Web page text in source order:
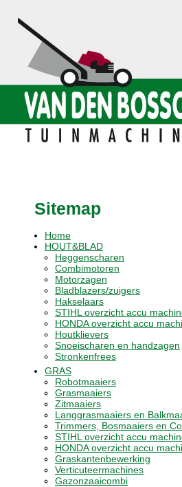
Sitemap
Home
HOUT&BLAD
Heggenscharen
Combimotoren
Motorzagen
Bladblazers/zuigers
Hakselaars
STIHL overzicht accu
HONDA overzicht accu
Houtklievers
Snoeischaren en handzagen
Stronkenfrees
GRAS
Robotmaaiers
Grasmaaiers
Zitmaaiers
Langgrasmaaiers en
Trimmers, Bosmaaiers en
STIHL overzicht accu
HONDA overzicht accu
Graskantenbewerking
Verticuteermachines
Gazonzaaicombi